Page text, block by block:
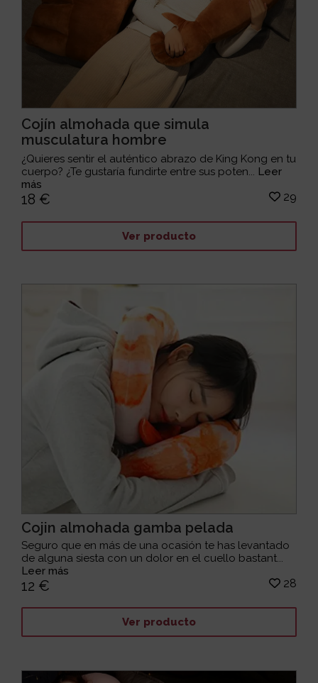
Cojín almohada que simula
musculatura hombre
¿Quieres sentir el auténtico abrazo de King Kong en tu
cuerpo? ¿Te gustaría fundirte entre sus poten... Leer
más
18 € 29
Ver producto
Cojin almohada gamba pelada
Seguro que en más de una ocasión te has levantado
de alguna siesta con un dolor en el cuello bastant...
Leer más
12 € 28
Ver producto